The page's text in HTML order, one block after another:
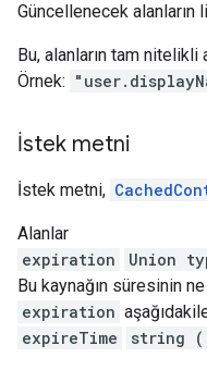
Güncellenecek alanların
Bu, alanların tam nitelikli
Örnek:
İstek metni
İstek metni,
Alanlar
expiration
Union
Bu kaynağın süresinin
expiration
expireTime
string (